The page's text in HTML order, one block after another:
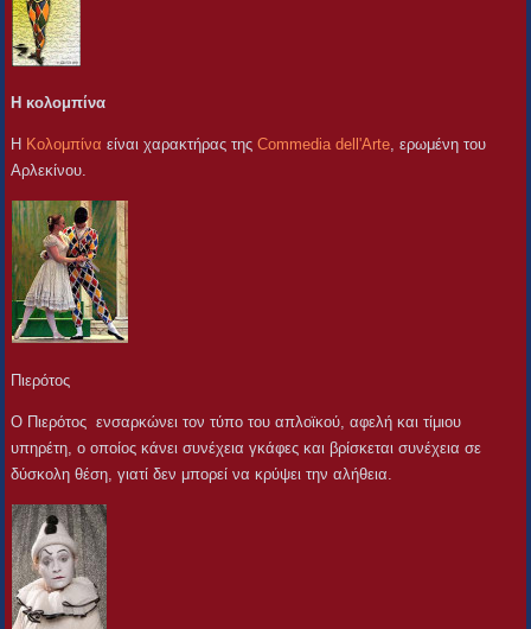
Η κολομπίνα
Η Κολομπίνα είναι χαρακτήρας τηςCommedia dell'Arte, ερωμένη του
Αρλεκίνου.
Πιερότος
Ο Πιερότος ενσαρκώνει τον τύπο του απλοϊκού, αφελή και τίμιου
υπηρέτη, ο οποίος κάνει συνέχεια γκάφες και βρίσκεται συνέχεια σε
δύσκολη θέση, γιατί δεν μπορεί να κρύψει την αλήθεια.